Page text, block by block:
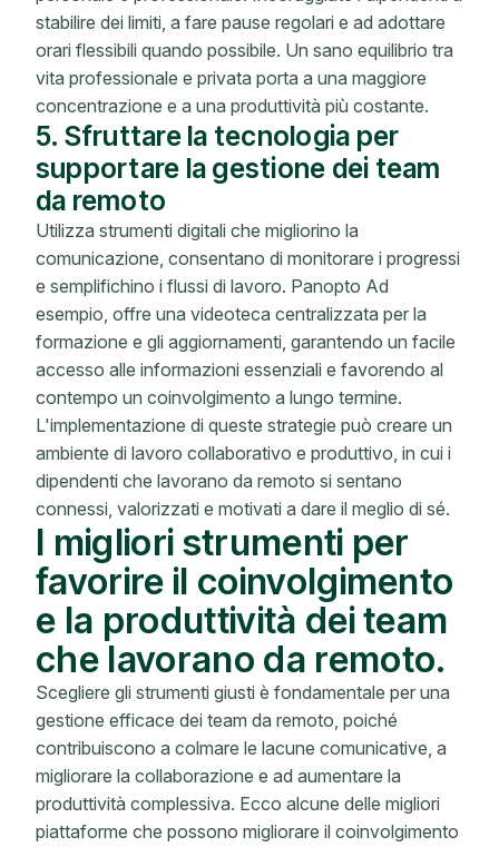
stabilire dei limiti, a fare pause regolari e ad adottare
orari flessibili quando possibile. Un sano equilibrio tra
vita professionale e privata porta a una maggiore
concentrazione e a una produttività più costante.
5. Sfruttare la tecnologia per
supportare la gestione dei team
da remoto
Utilizza strumenti digitali che migliorino la
comunicazione, consentano di monitorare i progressi
e semplifichino i flussi di lavoro. Panopto Ad
esempio, offre una videoteca centralizzata per la
formazione e gli aggiornamenti, garantendo un facile
accesso alle informazioni essenziali e favorendo al
contempo un coinvolgimento a lungo termine.
L'implementazione di queste strategie può creare un
ambiente di lavoro collaborativo e produttivo, in cui i
dipendenti che lavorano da remoto si sentano
connessi, valorizzati e motivati ​​a dare il meglio di sé.
I migliori strumenti per
favorire il coinvolgimento
e la produttività dei team
che lavorano da remoto.
Scegliere gli strumenti giusti è fondamentale per una
gestione efficace dei team da remoto, poiché
contribuiscono a colmare le lacune comunicative, a
migliorare la collaborazione e ad aumentare la
produttività complessiva. Ecco alcune delle migliori
piattaforme che possono migliorare il coinvolgimento